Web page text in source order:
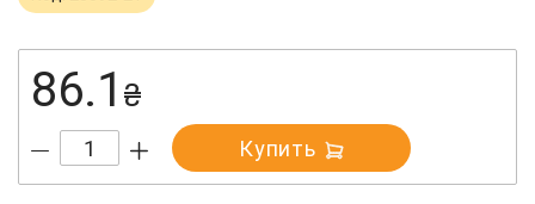
86.1 ₴
Купить